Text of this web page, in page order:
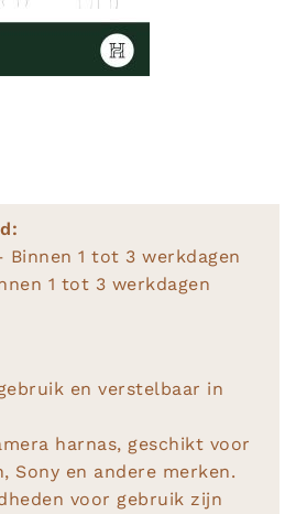
Binnen 1 tot 3 werkdagen
1 tot 3 werkdagen
en verstelbaar in
harnas, geschikt voor
Sony en andere merken.
voor gebruik zijn